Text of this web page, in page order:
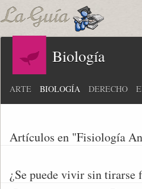
Biología
ARTE BIOLOGÍA DERECHO
Artículos en "Fisiología
¿Se puede vivir sin tirarse